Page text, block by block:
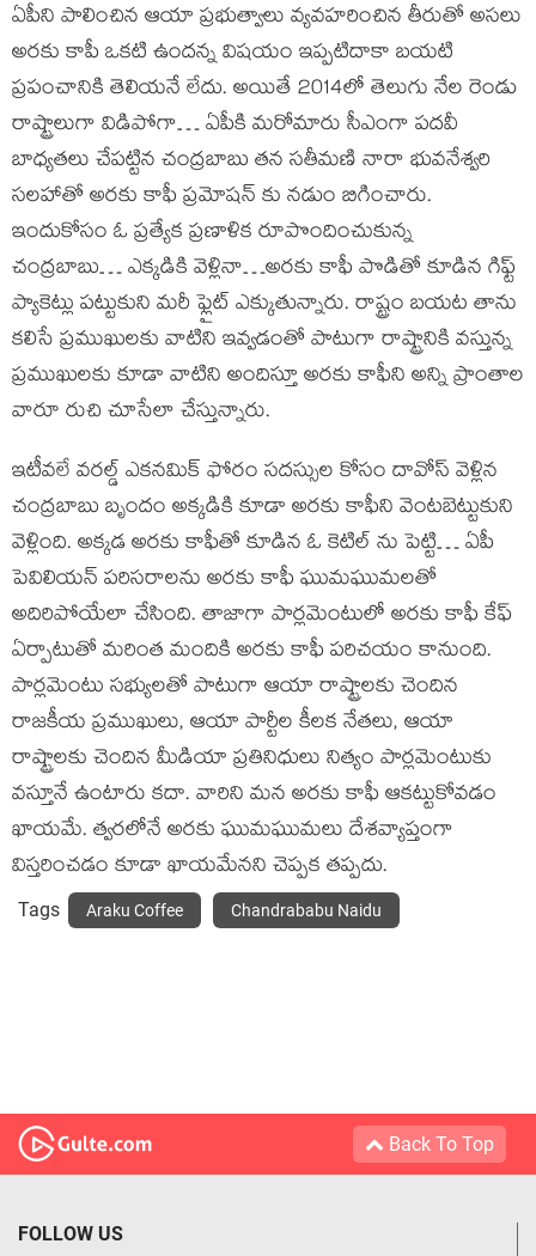
ఏపీని పాలించిన ఆయా ప్రభుత్వాలు వ్యవహరించిన తీరుతో అసలు
అరకు కాపీ ఒకటి ఉందన్న విషయం ఇప్పటిదాకా బయటి
ప్రపంచానికి తెలియనే లేదు. అయితే 2014లో తెలుగు నేల రెండు
రాష్ట్రాలుగా విడిపోగా… ఏపీకి మరోమారు సీఎంగా పదవీ
బాధ్యతలు చేపట్టిన చంద్రబాబు తన సతీమణి నారా భువనేశ్వరి
సలహాతో అరకు కాఫీ ప్రమోషన్ కు నడుం బిగించారు.
ఇందుకోసం ఓ ప్రత్యేక ప్రణాళిక రూపొందించుకున్న
చంద్రబాబు… ఎక్కడికి వెళ్లినా…అరకు కాఫీ పొడితో కూడిన గిఫ్ట్
ప్యాకెట్లు పట్టుకుని మరీ ఫ్లైట్ ఎక్కుతున్నారు. రాష్ట్రం బయట తాను
కలిసే ప్రముఖులకు వాటిని ఇవ్వడంతో పాటుగా రాష్ట్రానికి వస్తున్న
ప్రముఖులకు కూడా వాటిని అందిస్తూ అరకు కాఫీని అన్ని ప్రాంతాల
వారూ రుచి చూసేలా చేస్తున్నారు.
ఇటీవలే వరల్డ్ ఎకనమిక్ ఫోరం సదస్సుల కోసం దావోస్ వెళ్లిన
చంద్రబాబు బృందం అక్కడికి కూడా అరకు కాఫీని వెంటబెట్టుకుని
వెళ్లింది. అక్కడ అరకు కాఫీతో కూడిన ఓ కెటిల్ ను పెట్టి… ఏపీ
పెవిలియన్ పరిసరాలను అరకు కాఫీ ఘుమఘుమలతో
అదిరిపోయేలా చేసింది. తాజాగా పార్లమెంటులో అరకు కాఫీ కేఫ్
ఏర్పాటుతో మరింత మందికి అరకు కాఫీ పరిచయం కానుంది.
పార్లమెంటు సభ్యులతో పాటుగా ఆయా రాష్ట్రాలకు చెందిన
రాజకీయ ప్రముఖులు, ఆయా పార్టీల కీలక నేతలు, ఆయా
రాష్ట్రాలకు చెందిన మీడియా ప్రతినిధులు నిత్యం పార్లమెంటుకు
వస్తూనే ఉంటారు కదా. వారిని మన అరకు కాఫీ ఆకట్టుకోవడం
ఖాయమే. త్వరలోనే అరకు ఘుమఘుమలు దేశవ్యాప్తంగా
విస్తరించడం కూడా ఖాయమేనని చెప్పక తప్పదు.
Tags Araku Coffee Chandrababu Naidu
Back To Top
FOLLOW US